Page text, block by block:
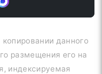
данного
размещения его на
индексируемая